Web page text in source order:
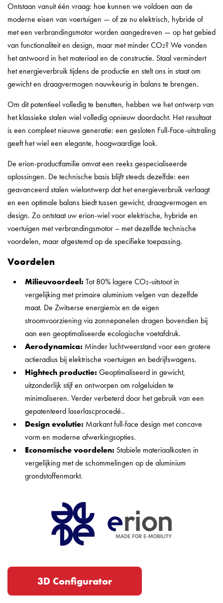
Ontstaan vanuit één vraag: hoe kunnen we voldoen aan de
moderne eisen van voertuigen — of ze nu elektrisch, hybride of
met een verbrandingsmotor worden aangedreven — op het gebied
van functionaliteit en design, maar met minder CO₂? We vonden
het antwoord in het materiaal en de constructie. Staal vermindert
het energieverbruik tijdens de productie en stelt ons in staat om
gewicht en draagvermogen nauwkeurig in balans te brengen.
Om dit potentieel volledig te benutten, hebben we het ontwerp van
het klassieke stalen wiel volledig opnieuw doordacht. Het resultaat
is een compleet nieuwe generatie: een gesloten Full-Face-uitstraling
geeft het wiel een elegante, hoogwaardige look.
De erion-productfamilie omvat een reeks gespecialiseerde
oplossingen. De technische basis blijft steeds dezelfde: een
geavanceerd stalen wielontwerp dat het energieverbruik verlaagt
en een optimale balans biedt tussen gewicht, draagvermogen en
design. Zo ontstaat uw erion-wiel voor elektrische, hybride en
voertuigen met verbrandingsmotor – met dezelfde technische
voordelen, maar afgestemd op de specifieke toepassing.
Voordelen
Milieuvoordeel: Tot 80% lagere CO₂-uitstoot in
vergelijking met primaire aluminium velgen van dezelfde
maat. De Zwitserse energiemix en de eigen
stroomvoorziening via zonnepanelen dragen bovendien bij
aan een geoptimaliseerde ecologische voetafdruk.
Aerodynamica: Minder luchtweerstand voor een grotere
actieradius bij elektrische voertuigen en bedrijfswagens.
Hightech productie: Geoptimaliseerd in gewicht,
uitzonderlijk stijf en ontworpen om rolgeluiden te
minimaliseren. Verder verbeterd door het gebruik van een
gepatenteerd laserlascprocedé..
Design evolutie: Markant full-face design met concave
vorm en moderne afwerkingsopties.
Economische voordelen: Stabiele materiaalkosten in
vergelijking met de schommelingen op de aluminium
grondstoffenmarkt.
3D Configurator